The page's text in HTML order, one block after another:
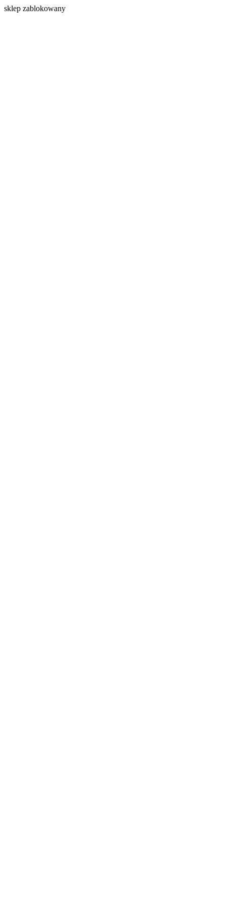
sklep zablokowany